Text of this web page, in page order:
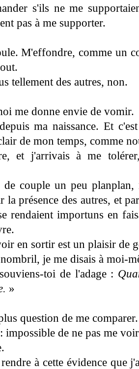
s'ils ne me
pas à me supporter.
M'effondre, comme un
tellement des autres, non.
me donne envie de vomir.
ma naissance. Et
de mon temps, comme
et j'arrivais à me
couple un peu planplan,
la présence des autres, et
rendaient importuns en
en sortir est un plaisir de
je me disais à moi-
toi de l'adage :
»
question de me comparer.
de ne pas me
à cette évidence que